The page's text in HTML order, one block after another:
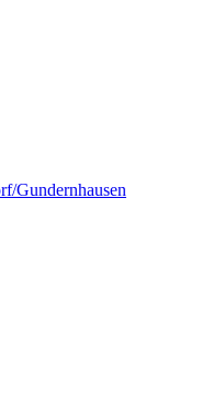
Gundernhausen